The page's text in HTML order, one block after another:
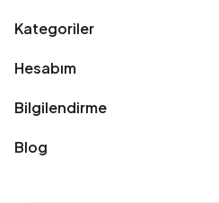
Kategoriler
Hesabım
Bilgilendirme
Blog